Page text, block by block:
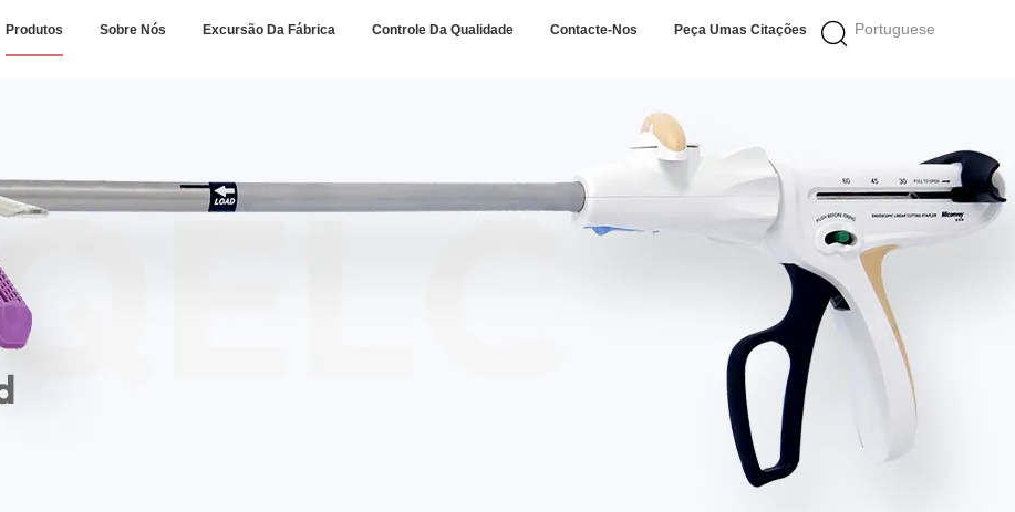
Portuguese
Produtos Sobre Nós Excursão Da Fábrica Controle Da Qualidade Contacte-Nos Peça Umas Citações